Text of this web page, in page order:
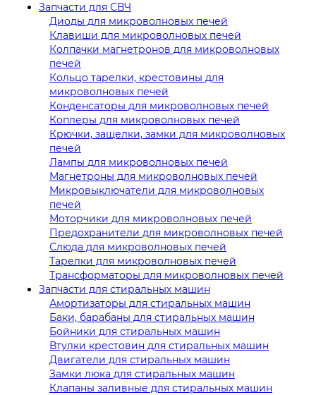
Запчасти для СВЧ
Диоды для микроволновых печей
Клавиши для микроволновых печей
Колпачки магнетронов для микроволновых
печей
Кольцо тарелки, крестовины для
микроволновых печей
Конденсаторы для микроволновых печей
Коплеры для микроволновых печей
Крючки, защелки, замки для микроволновых
печей
Лампы для микроволновых печей
Магнетроны для микроволновых печей
Микровыключатели для микроволновых
печей
Моторчики для микроволновых печей
Предохранители для микроволновых печей
Слюда для микроволновых печей
Тарелки для микроволновых печей
Трансформаторы для микроволновых печей
Запчасти для стиральных машин
Амортизаторы для стиральных машин
Баки, барабаны для стиральных машин
Бойники для стиральных машин
Втулки крестовин для стиральных машин
Двигатели для стиральных машин
Замки люка для стиральных машин
Клапаны заливные для стиральных машин